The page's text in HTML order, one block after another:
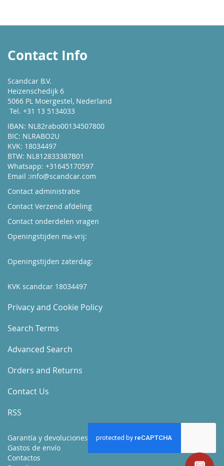
Contact Info
Scandcar B.V.
Heizenschedijk 6
5066 PL Moergestel, Nederland
Tel. +31 13 5134033
IBAN: NL82rabo00134507800
BIC: NLRABO2U
KVK: 18034497
BTW: NL812833387B01
Whatsapp: +31645170597
Email :info@scandcar.com
Contact administratie
Contact Verzend afdeling
Contact onderdelen vragen
Openingstijden ma-vrij:
Openingstijden zaterdag:
KVK scandcar 18034497
Privacy and Cookie Policy
Search Terms
Advanced Search
Orders and Returns
Contact Us
RSS
Garantía y devoluciones
Gastos de envío
Contactos